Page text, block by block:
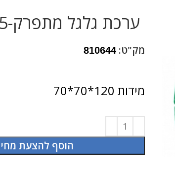
ערכת גלגל מתפרק-5 חלקים
מק"ט: 810644
מידות 120*70*70
הוסף להצעת